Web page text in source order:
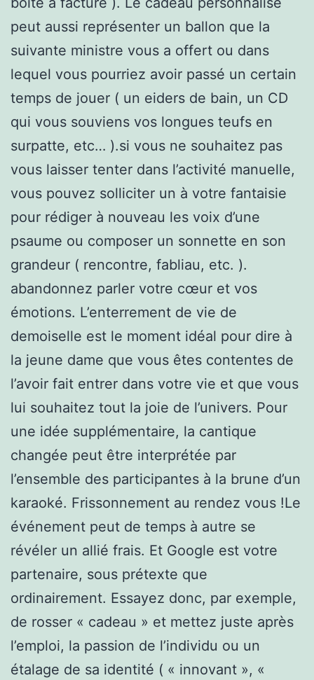
peut aussi représenter un ballon que la
suivante ministre vous a offert ou dans
lequel vous pourriez avoir passé un certain
temps de jouer ( un eiders de bain, un CD
qui vous souviens vos longues teufs en
surpatte, etc… ).si vous ne souhaitez pas
vous laisser tenter dans l’activité manuelle,
vous pouvez solliciter un à votre fantaisie
pour rédiger à nouveau les voix d’une
psaume ou composer un sonnette en son
grandeur ( rencontre, fabliau, etc. ).
abandonnez parler votre cœur et vos
émotions. L’enterrement de vie de
demoiselle est le moment idéal pour dire à
la jeune dame que vous êtes contentes de
l’avoir fait entrer dans votre vie et que vous
lui souhaitez tout la joie de l’univers. Pour
une idée supplémentaire, la cantique
changée peut être interprétée par
l’ensemble des participantes à la brune d’un
karaoké. Frissonnement au rendez vous !Le
événement peut de temps à autre se
révéler un allié frais. Et Google est votre
partenaire, sous prétexte que
ordinairement. Essayez donc, par exemple,
de rosser « cadeau » et mettez juste après
l’emploi, la passion de l’individu ou un
étalage de sa identité ( « innovant », «